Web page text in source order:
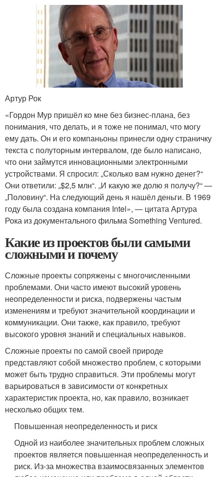
Артур Рок
«Гордон Мур пришёл ко мне без бизнес-плана, без
понимания, что делать, и я тоже не понимал, что могу
ему дать. Он и его компаньоны принесли одну страничку
текста с полуторным интервалом, где было написано,
что они займутся инновационными электронными
устройствами. Я спросил: „Сколько вам нужно денег?“
Они ответили: „$2,5 млн“. „И какую же долю я получу?“ —
„Половину“. На следующий день я нашёл деньги. В 1969
году была создана компания Intel», — цитата Артура
Рока из документального фильма Something Ventured.
Какие из проектов были самыми
сложными и почему
Сложные проекты сопряжены с многочисленными
проблемами. Они часто имеют высокий уровень
неопределенности и риска, подвержены частым
изменениям и требуют значительной координации и
коммуникации. Они также, как правило, требуют
высокого уровня знаний и специальных навыков.
Сложные проекты по самой своей природе
представляют собой множество проблем, с которыми
может быть трудно справиться. Эти проблемы могут
варьироваться в зависимости от конкретных
характеристик проекта, но, как правило, возникает
несколько общих тем.
Повышенная неопределенность и риск
Одной из наиболее значительных проблем сложных
проектов является повышенная неопределенность и
риск. Из-за множества взаимосвязанных элементов